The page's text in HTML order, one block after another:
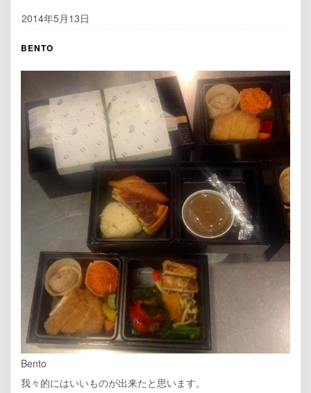
2014年5月13日
BENTO
Bento
我々的にはいいものが出来たと思います。